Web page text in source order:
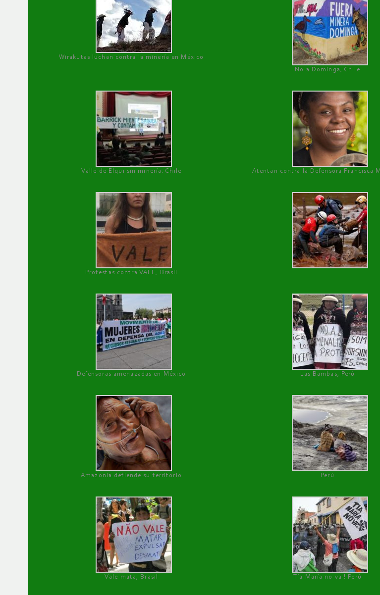
Wirakutas luchan contra la minería en México
No a Dominga, Chile
Valle de Elqui sin minería. Chile Atentan contra la Defensora Francisca
Protestas contra VALE, Brasil
Defensoras amenazadas en México Las Bambas, Perú
Amazonía defiende su territorio Perú
Vale mata, Brasil Tía María no va ! Perú